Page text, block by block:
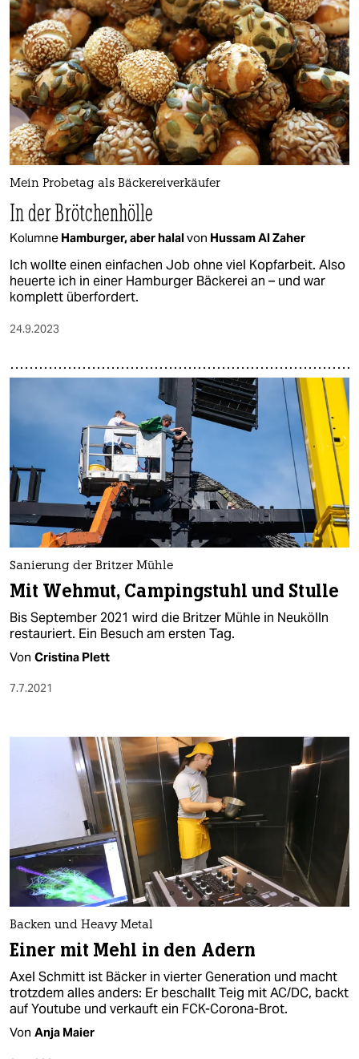
Mein Probetag als Bäckereiverkäufer
In der Brötchenhölle
Kolumne Hamburger, aber halalvon Hussam Al Zaher
Ich wollte einen einfachen Job ohne viel Kopfarbeit. Also
heuerte ich in einer Hamburger Bäckerei an – und war
komplett überfordert.
24.9.2023
Sanierung der Britzer Mühle
Mit Wehmut, Campingstuhl und Stulle
Bis September 2021 wird die Britzer Mühle in Neukölln
restauriert. Ein Besuch am ersten Tag.
Von Cristina Plett
7.7.2021
Backen und Heavy Metal
Einer mit Mehl in den Adern
Axel Schmitt ist Bäcker in vierter Generation und macht
trotzdem alles anders: Er beschallt Teig mit AC/DC, backt
auf Youtube und verkauft ein FCK-Corona-Brot.
Von Anja Maier